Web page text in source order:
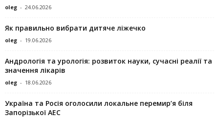
oleg - 24.06.2026
Як правильно вибрати дитяче ліжечко
oleg - 19.06.2026
Андрологія та урологія: розвиток науки, сучасні реалії та
значення лікарів
oleg - 18.06.2026
Україна та Росія оголосили локальне перемир’я біля
Запорізької АЕС